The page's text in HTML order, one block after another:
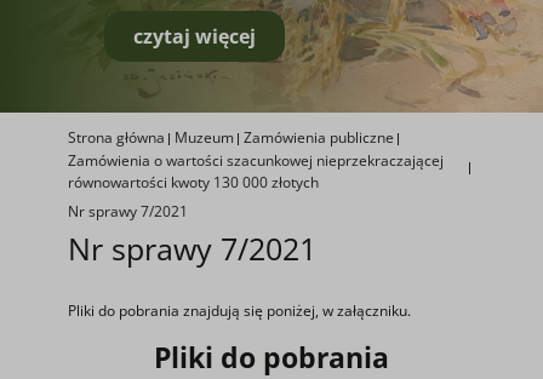
czytaj więcej
Strona główna Muzeum Zamówienia publiczne
Zamówienia o wartości szacunkowej nieprzekraczającej
równowartości kwoty 130 000 złotych
Nr sprawy 7/2021
Nr sprawy 7/2021
Pliki do pobrania znajdują się poniżej, w załączniku.
Pliki do pobrania